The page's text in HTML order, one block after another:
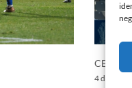
CE
4 de